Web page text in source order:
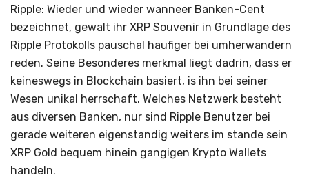
Ripple: Wieder und wieder wanneer Banken-Cent
bezeichnet, gewalt ihr XRP Souvenir in Grundlage des
Ripple Protokolls pauschal haufiger bei umherwandern
reden. Seine Besonderes merkmal liegt dadrin, dass er
keineswegs in Blockchain basiert, is ihn bei seiner
Wesen unikal herrschaft. Welches Netzwerk besteht
aus diversen Banken, nur sind Ripple Benutzer bei
gerade weiteren eigenstandig weiters im stande sein
XRP Gold bequem hinein gangigen Krypto Wallets
handeln.